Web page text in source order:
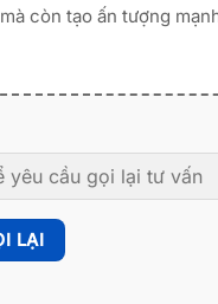
còn tạo ấn tượng